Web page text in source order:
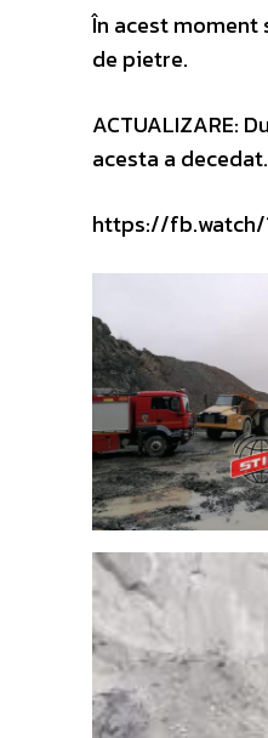
În acest moment
de pietre.
ACTUALIZARE:
acesta a decedat.
https://fb.watch/